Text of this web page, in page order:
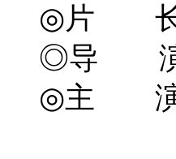
◎片 长
◎导 演
◎主 演
列维·